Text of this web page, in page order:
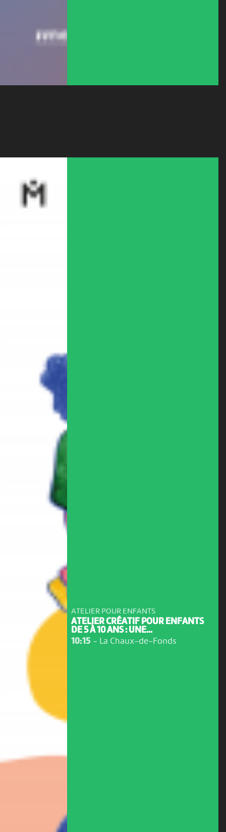
ATELIER POUR ENFANTS
ATELIER CRÉATIF POUR ENFANTS
DE 5 À 10 ANS : UNE...
10:15 - La Chaux-de-Fonds